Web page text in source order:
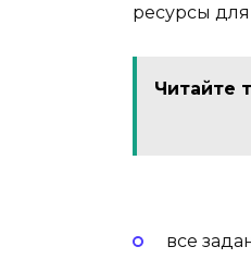
ресурсы
Читайте
все